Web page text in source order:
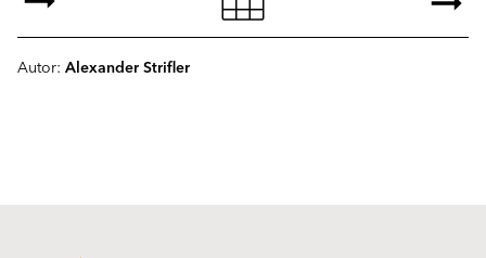
Autor: Alexander Strifler